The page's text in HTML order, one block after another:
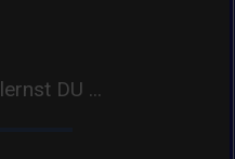
DU ...